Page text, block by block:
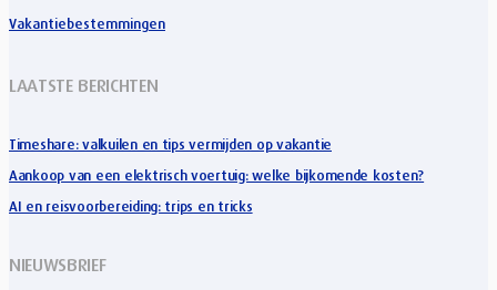
Vakantiebestemmingen
LAATSTE BERICHTEN
Timeshare: valkuilen en tips vermijden op vakantie
Aankoop van een elektrisch voertuig: welke bijkomende kosten?
AI en reisvoorbereiding: trips en tricks
NIEUWSBRIEF